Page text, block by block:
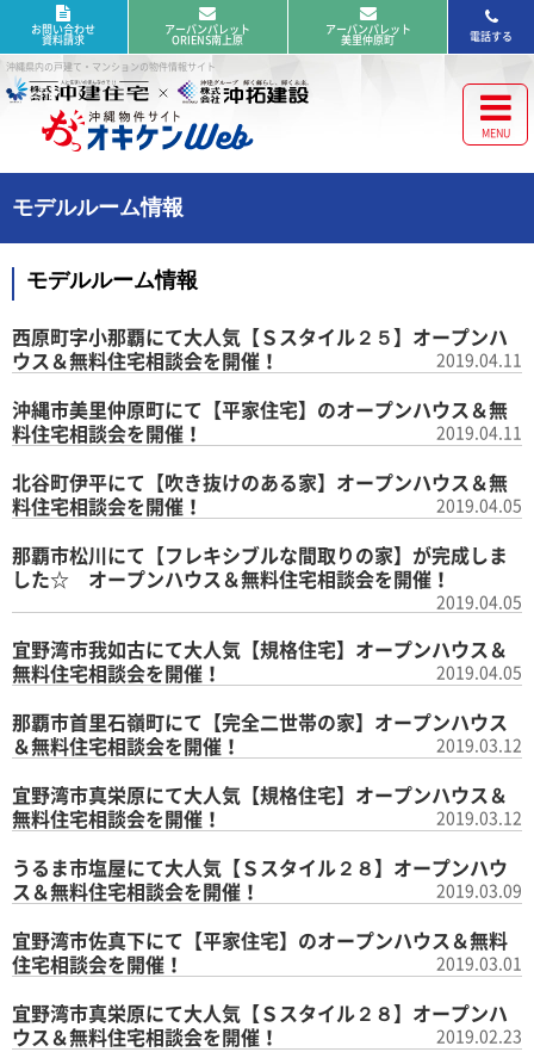
沖縄県内の戸建て・マンションの物件情報サイト
電話する
アーバンパレット
美里仲原町
アーバンパレット
ORIENS南上原
お問い合わせ
資料請求
モデルルーム情報
モデルルーム情報
西原町字小那覇にて大人気【Ｓスタイル２５】オープンハ
ウス＆無料住宅相談会を開催！
2019.04.11
沖縄市美里仲原町にて【平家住宅】のオープンハウス＆無
料住宅相談会を開催！
2019.04.11
北谷町伊平にて【吹き抜けのある家】オープンハウス＆無
料住宅相談会を開催！
2019.04.05
那覇市松川にて【フレキシブルな間取りの家】が完成しま
した☆ オープンハウス＆無料住宅相談会を開催！
2019.04.05
宜野湾市我如古にて大人気【規格住宅】オープンハウス＆
無料住宅相談会を開催！
2019.04.05
那覇市首里石嶺町にて【完全二世帯の家】オープンハウス
＆無料住宅相談会を開催！
2019.03.12
宜野湾市真栄原にて大人気【規格住宅】オープンハウス＆
無料住宅相談会を開催！
2019.03.12
うるま市塩屋にて大人気【Ｓスタイル２８】オープンハウ
ス＆無料住宅相談会を開催！
2019.03.09
宜野湾市佐真下にて【平家住宅】のオープンハウス＆無料
住宅相談会を開催！
2019.03.01
宜野湾市真栄原にて大人気【Ｓスタイル２８】オープンハ
ウス＆無料住宅相談会を開催！
2019.02.23